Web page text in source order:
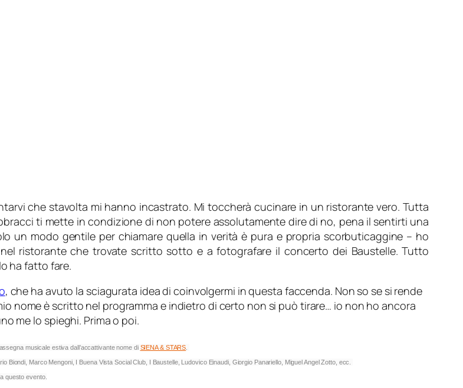
che stavolta mi hanno incastrato. Mi toccherà cucinare in un ristorante vero. Tutta
ti mette in condizione di non potere assolutamente dire di no, pena il sentirti una
un modo gentile per chiamare quella in verità è pura e propria scorbuticaggine – ho
ristorante che trovate scritto sotto e a fotografare il concerto dei Baustelle. Tutto
ha fatto fare.
, che ha avuto la sciagurata idea di coinvolgermi in questa faccenda. Non so se si rende
nome è scritto nel programma e indietro di certo non si può tirare… io non ho ancora
me lo spieghi. Prima o poi.
musicale estiva dall’accattivante nome di SIENA & STARS
Biondi, Marco Mengoni, I Buena Vista Social Club, I Baustelle, Ludovico Einaudi, Giorgio Panariello, Miguel Angel Zotto, ecc.
questo evento.